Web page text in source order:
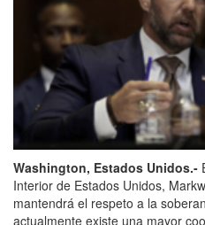
Washington, Estados Unidos.-
Interior de Estados Unidos,
mantendrá el respeto a la
actualmente existe una mayor